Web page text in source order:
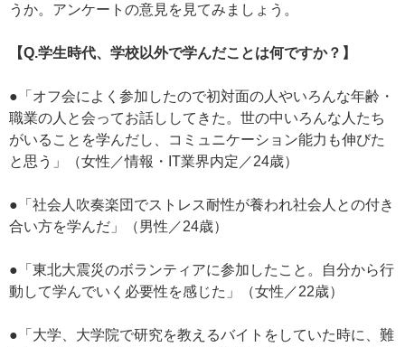
うか。アンケートの意見を見てみましょう。
【Q.学生時代、学校以外で学んだことは何ですか？】
●「オフ会によく参加したので初対面の人やいろんな年齢・
職業の人と会ってお話ししてきた。世の中いろんな人たち
がいることを学んだし、コミュニケーション能力も伸びた
と思う」（女性／情報・IT業界内定／24歳）
●「社会人吹奏楽団でストレス耐性が養われ社会人との付き
合い方を学んだ」（男性／24歳）
●「東北大震災のボランティアに参加したこと。自分から行
動して学んでいく必要性を感じた」（女性／22歳）
●「大学、大学院で研究を教えるバイトをしていた時に、難